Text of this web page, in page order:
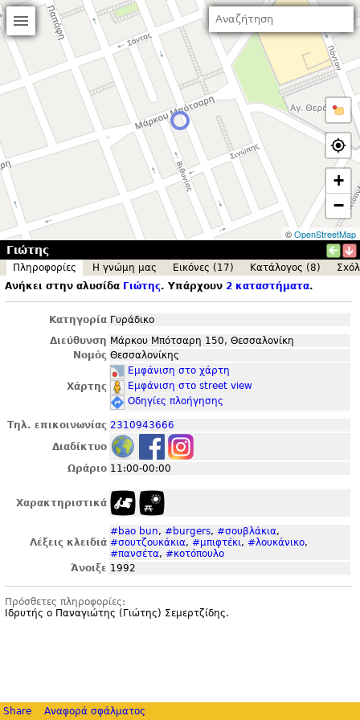
+
−
©OpenStreetMap
Γιώτης
Πληροφορίες Η γνώμη μας Εικόνες (17) Κατάλογος (8)
Ανήκει στην αλυσίδα Γιώτης. Υπάρχουν 2 καταστήματα.
Κατηγορία Γυράδικο
Διεύθυνση Μάρκου Μπότσαρη 150, Θεσσαλονίκη
Νομός Θεσσαλονίκης
Χάρτης
Εμφάνιση στο χάρτη
Εμφάνιση στο street view
Οδηγίες πλοήγησης
Τηλ. επικοινωνίας 2310943666
Διαδίκτυο
Ωράριο 11:00-00:00
Χαρακτηριστικά
Λέξεις κλειδιά
#bao bun, #burgers, #σουβλάκια,
#σουτζουκάκια, #μπιφτέκι, #λουκάνικο,
#πανσέτα, #κοτόπουλο
Άνοιξε 1992
Πρόσθετες πληροφορίες:
Ιδρυτής ο Παναγιώτης (Γιώτης) Σεμερτζίδης.
Share Αναφορά σφάλματος